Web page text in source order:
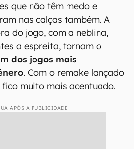
que não têm medo e
nas calças também. A
do jogo, com a neblina,
a espreita, tornam o
dos jogos mais
. Com o remake lançado
muito mais acentuado.
APÓS A PUBLICIDADE